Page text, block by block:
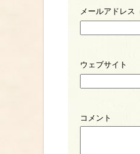
メールアドレス
ウェブサイト
コメント